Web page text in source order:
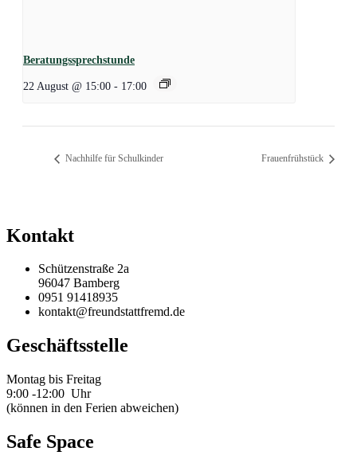
Beratungssprechstunde
22 August @ 15:00 - 17:00
Nachhilfe für Schulkinder Frauenfrühstück
Kontakt
Schützenstraße 2a
96047 Bamberg
0951 91418935
kontakt@freundstattfremd.de
Geschäftsstelle
Montag bis Freitag
9:00 -12:00 Uhr
(können in den Ferien abweichen)
Safe Space